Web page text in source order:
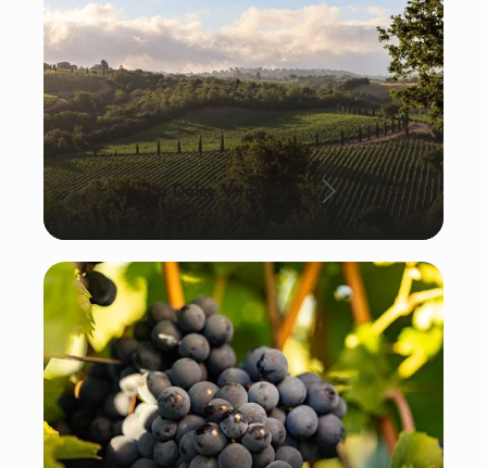
La Dolce Vita: Italien